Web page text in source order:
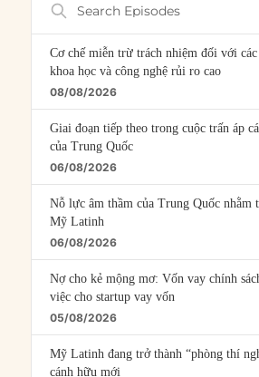
Episodes
Cơ chế miễn trừ trách nhiệm đối với
khoa học và công nghệ rủi ro cao
08/08/2026
Giai đoạn tiếp theo trong cuộc trấn áp
của Trung Quốc
06/08/2026
Nỗ lực âm thầm của Trung Quốc nhằm
Mỹ Latinh
06/08/2026
Nợ cho kẻ mộng mơ: Vốn vay chính
việc cho startup vay vốn
05/08/2026
Mỹ Latinh đang trở thành “phòng thí
cánh hữu mới